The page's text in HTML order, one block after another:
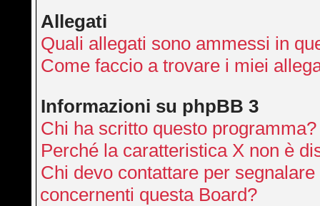
Allegati
Quali allegati sono ammessi in
Come faccio a trovare i miei
Informazioni su phpBB 3
Chi ha scritto questo programma?
Perché la caratteristica X non è
Chi devo contattare per
concernenti questa Board?